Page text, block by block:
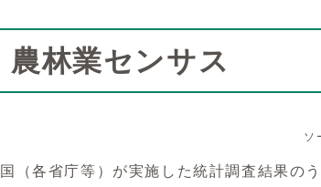
農林業センサス
ソ
国（各省庁等）が実施した統計調査結果の